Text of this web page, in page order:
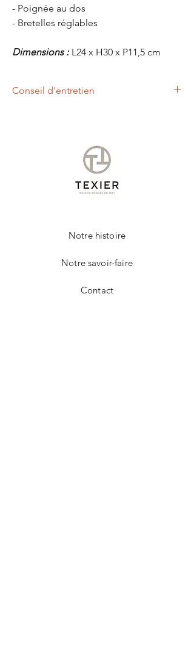
- Poignée au dos
- Bretelles réglables
Dimensions : L24 x H30 x P11,5 cm
Conseil d'entretien
Cet entretien permettra de raviver les
couleurs et protéger votre produit de la
Notre histoire
Notre savoir-faire
Contact